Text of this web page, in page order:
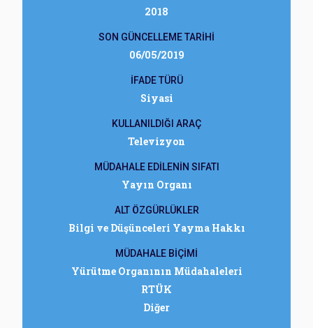
2018
SON GÜNCELLEME TARİHİ
06/05/2019
İFADE TÜRÜ
Siyasi
KULLANILDIĞI ARAÇ
Televizyon
MÜDAHALE EDİLENİN SIFATI
Yayın Organı
ALT ÖZGÜRLÜKLER
Bilgi ve Düşünceleri Yayma Hakkı
MÜDAHALE BİÇİMİ
Yürütme Organının Müdahaleleri
RTÜK
Diğer